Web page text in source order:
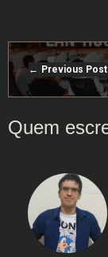
Previous Post